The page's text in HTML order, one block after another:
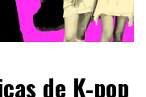
de K-pop